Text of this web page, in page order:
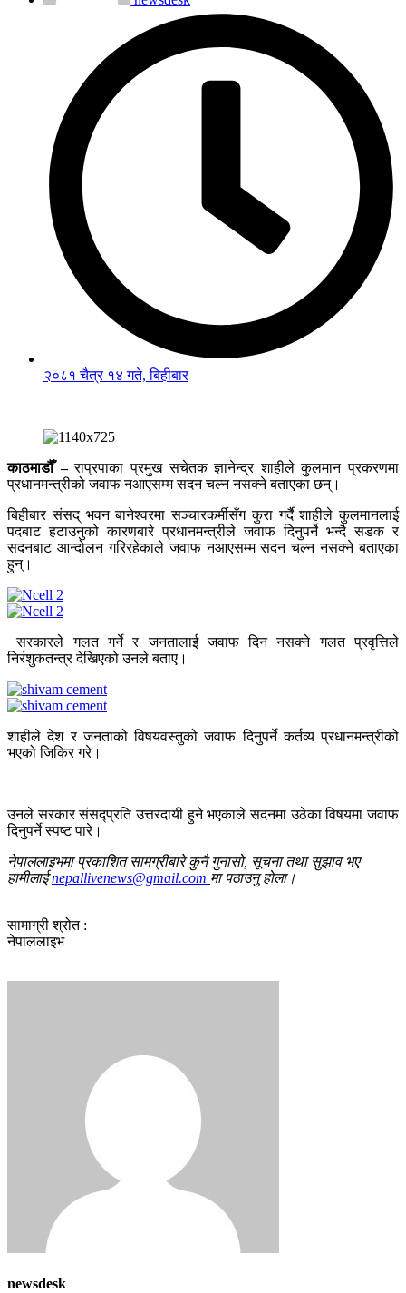
२०८१ चैत्र १४ गते, बिहीबार
काठमाडौँ –राप्रपाका प्रमुख सचेतक ज्ञानेन्द्र शाहीले कुलमान प्रकरणमा
प्रधानमन्त्रीको जवाफ नआएसम्म सदन चल्न नसक्ने बताएका छन्।
बिहीबार संसद् भवन बानेश्वरमा सञ्चारकर्मीसँग कुरा गर्दै शाहीले कुलमानलाई
पदबाट हटाउनुको कारणबारे प्रधानमन्त्रीले जवाफ दिनुपर्ने भन्दै सडक र
सदनबाट आन्दोलन गरिरहेकाले जवाफ नआएसम्म सदन चल्न नसक्ने बताएका
हुन्।
सरकारले गलत गर्ने र जनतालाई जवाफ दिन नसक्ने गलत प्रवृत्तिले
निरंशुकतन्त्र देखिएको उनले बताए।
शाहीले देश र जनताको विषयवस्तुको जवाफ दिनुपर्ने कर्तव्य प्रधानमन्त्रीको
भएको जिकिर गरे।
उनले सरकार संसद्प्रति उत्तरदायी हुने भएकाले सदनमा उठेका विषयमा जवाफ
दिनुपर्ने स्पष्ट पारे।
नेपाललाइभमा प्रकाशित सामग्रीबारे कुनै गुनासो, सूचना तथा सुझाव भए
हामीलाईnepallivenews@gmail.com मा पठाउनु होला।
सामाग्री श्रोत :
नेपाललाइभ
newsdesk